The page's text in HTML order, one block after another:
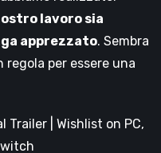
lavoro sia
apprezzato. Sembra
per essere una
Trailer | Wishlist on PC,